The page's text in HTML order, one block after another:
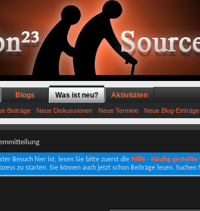
Blogs Was ist neu?
Beiträge Neue Diskussionen Neue Termine Neue Blog-Einträge
Aktivitäten
Besuch hier ist, lesen Sie bitte zuerst die Hilfe - Häufig gestellte
zu starten. Sie können auch jetzt schon Beiträge lesen.